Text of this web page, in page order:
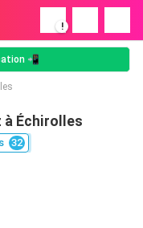
!
📲
à Échirolles
32